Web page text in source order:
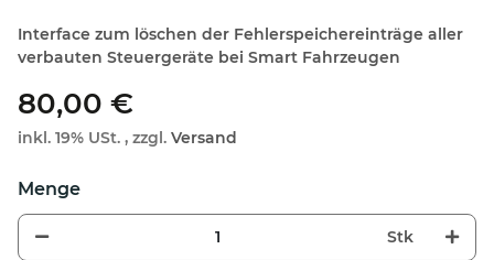
Interface zum löschen der Fehlerspeichereinträge aller
verbauten Steuergeräte bei Smart Fahrzeugen
80,00 €
inkl. 19% USt. , zzgl. Versand
Stk